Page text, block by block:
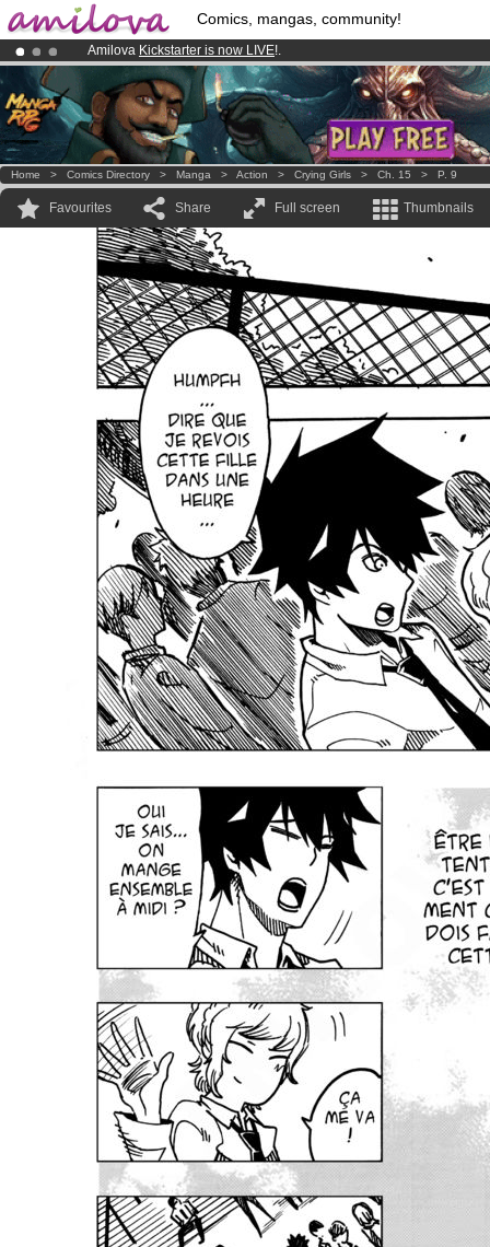
Comics, mangas, community!
Amilova Kickstarter is now LIVE!.
Premium membership from3.95 eurosper month !Get membership
Already 100000 membersand 1000 comics & mangas!.
Home > Comics Directory > Manga > Action > Crying Girls > Ch. 15 > P. 9
Favourites Share Full screen Thumbnails